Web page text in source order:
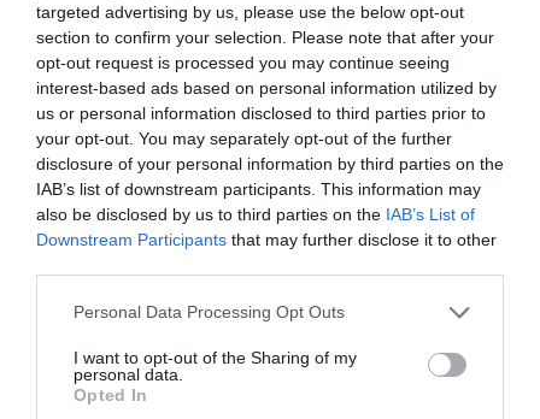
targeted advertising by us, please use the below opt-out
section to confirm your selection. Please note that after your
opt-out request is processed you may continue seeing
interest-based ads based on personal information utilized by
us or personal information disclosed to third parties prior to
your opt-out. You may separately opt-out of the further
disclosure of your personal information by third parties on the
IAB’s list of downstream participants. This information may
also be disclosed by us to third parties on the IAB’s List of
Downstream Participants that may further disclose it to other
Please note that this website/app uses one or more Google
not limited to your visit or usage behaviour. You may click to
grant or deny consent to Google and its third-party tags to
use your data for below specified purposes in below Google
Personal Data Processing Opt Outs
I want to opt-out of the Sharing of my
personal data.
Opted In
previous post
30 anni di Pulp Fiction
next post
La crisi della Germania e le ripercussioni in Italia